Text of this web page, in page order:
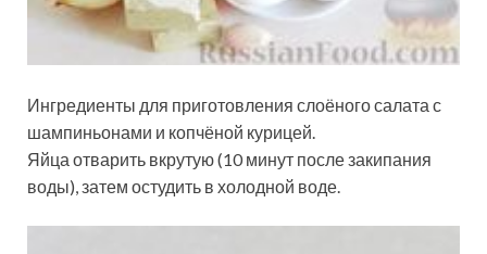
Ингредиенты для приготовления слоёного салата с
шампиньонами и копчёной курицей.
Яйца отварить вкрутую (10 минут после закипания
воды), затем остудить в холодной воде.